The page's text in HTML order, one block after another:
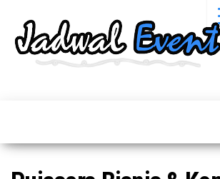
Pameran,
Acara &
Pameran,